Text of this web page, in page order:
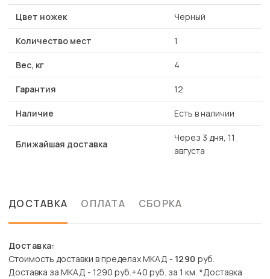
Цвет ножек Черный
Количество мест 1
Вес, кг 4
Гарантия 12
Наличие Есть в наличии
Ближайшая доставка
Через 3 дня, 11
августа
ДОСТАВКА ОПЛАТА СБОРКА
Доставка:
Стоимость доставки в пределах МКАД - 1290 руб.
Доставка за МКАД - 1290 руб.+40 руб. за 1 км. *Доставка